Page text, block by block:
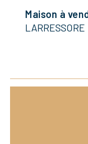
Maison à
LARRESSORE